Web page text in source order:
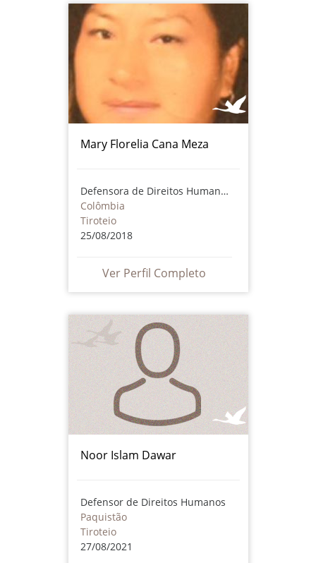
Mary Florelia Cana Meza
Defensora de Direitos Humanos
Colômbia
Tiroteio
25/08/2018
Ver Perfil Completo
Noor Islam Dawar
Defensor de Direitos Humanos
Paquistão
Tiroteio
27/08/2021